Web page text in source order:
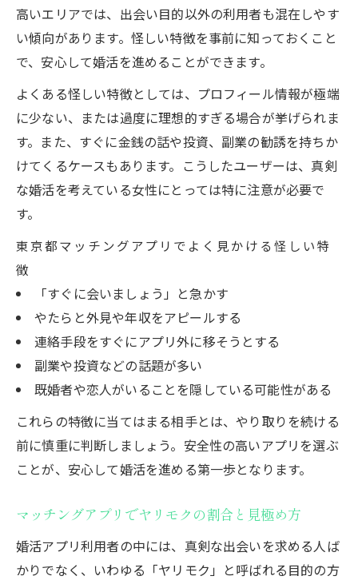
高いエリアでは、出会い目的以外の利用者も混在しやす
い傾向があります。怪しい特徴を事前に知っておくこと
で、安心して婚活を進めることができます。
よくある怪しい特徴としては、プロフィール情報が極端
に少ない、または過度に理想的すぎる場合が挙げられま
す。また、すぐに金銭の話や投資、副業の勧誘を持ちか
けてくるケースもあります。こうしたユーザーは、真剣
な婚活を考えている女性にとっては特に注意が必要で
す。
東京都マッチングアプリでよく見かける怪しい特
徴
「すぐに会いましょう」と急かす
やたらと外見や年収をアピールする
連絡手段をすぐにアプリ外に移そうとする
副業や投資などの話題が多い
既婚者や恋人がいることを隠している可能性がある
これらの特徴に当てはまる相手とは、やり取りを続ける
前に慎重に判断しましょう。安全性の高いアプリを選ぶ
ことが、安心して婚活を進める第一歩となります。
マッチングアプリでヤリモクの割合と見極め方
婚活アプリ利用者の中には、真剣な出会いを求める人ば
かりでなく、いわゆる「ヤリモク」と呼ばれる目的の方